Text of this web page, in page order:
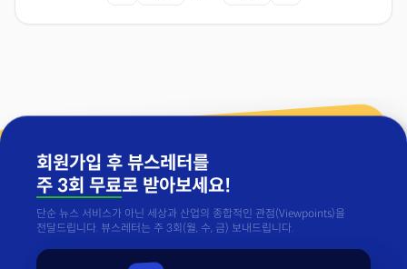
회원가입 후 뷰스레터를
주 3회 무료로 받아보세요!
단순 뉴스 서비스가 아닌 세상과 산업의 종합적인 관점(Viewpoints)을
전달드립니다. 뷰스레터는 주 3회(월, 수, 금) 보내드립니다.